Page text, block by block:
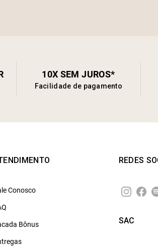
10X SEM JUROS*
Facilidade de pagamento
Conosco
Bônus
REDES
SAC